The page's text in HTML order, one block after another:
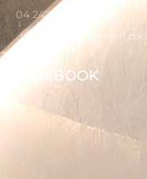
04 2473 0325
FACEBOOK